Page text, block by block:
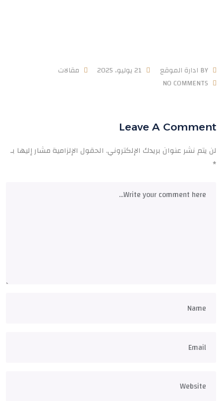
BY ادارة الموقع 21 يوليو، 2025
مقالات
NO COMMENTS
Leave A Comment
لن يتم نشر عنوان بريدك الإلكتروني. الحقول الإلزامية مشار إليها بـ
*